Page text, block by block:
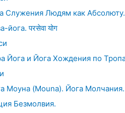
Служения Людям как Абсолюту.
йога. परसेवा योग
Йога и Йога Хождения по
Моуна (Mouna). Йога Молчания.
Безмолвия.